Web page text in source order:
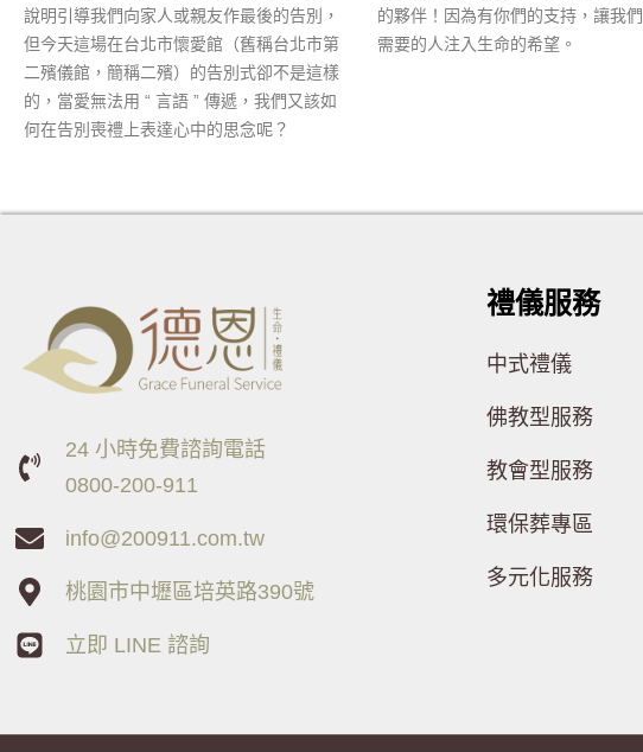
說明引導我們向家人或親友作最後的告別，
但今天這場在台北市懷愛館（舊稱台北市第
二殯儀館，簡稱二殯）的告別式卻不是這樣
的，當愛無法用 “ 言語 ” 傳遞，我們又該如
何在告別喪禮上表達心中的思念呢？
的夥伴！因為有你們的支持，讓我
需要的人注入生命的希望。
24 小時免費諮詢電話
0800-200-911
info@200911.com.tw
桃園市中壢區培英路390號
立即 LINE 諮詢
禮儀服務
中式禮儀
佛教型服務
教會型服務
環保葬專區
多元化服務